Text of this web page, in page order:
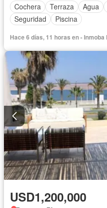
Cochera
Terraza Agua
Seguridad
Piscina
Hace 6 días, 11 horas en - Inmoba
USD1,200,000